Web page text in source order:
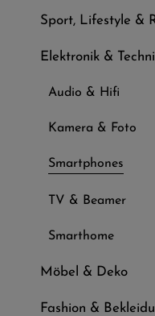
Sport, Lifestyle &
Elektronik &
Audio & Hifi
Kamera & Foto
Smartphones
TV & Beamer
Smarthome
Möbel & Deko
Fashion &